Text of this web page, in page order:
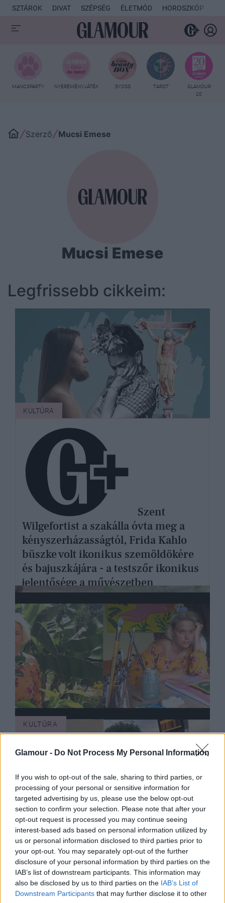
Glamour - Do Not Process My Personal Information
If you wish to opt-out of the sale, sharing to third parties, or
processing of your personal or sensitive information for
targeted advertising by us, please use the below opt-out
section to confirm your selection. Please note that after your
opt-out request is processed you may continue seeing
interest-based ads based on personal information utilized by
us or personal information disclosed to third parties prior to
your opt-out. You may separately opt-out of the further
disclosure of your personal information by third parties on the
IAB’s list of downstream participants. This information may
also be disclosed by us to third parties on the IAB’s List of
Downstream Participants that may further disclose it to other
SZTÁROK DIVAT SZÉPSÉG ÉLETMÓD HOROSZKÓP
MANCSPARTY NYEREMÉNYJÁTÉK SYOSS TAROT
GLAMOUR
20
Szerző Mucsi Emese
Mucsi Emese
Legfrissebb cikkeim:
KULTÚRA
Szent
Wilgefortist a szakálla óvta meg a
kényszerházasságtól, Frida Kahlo
büszke volt ikonikus szemöldökére
és bajuszkájára - a testszőr ikonikus
jelentősége a művészetben
KULTÚRA
A világ
legegyszerűbb dolgának tűnik,
mégis rettentő nehéz - az édes
semmittevés művészete